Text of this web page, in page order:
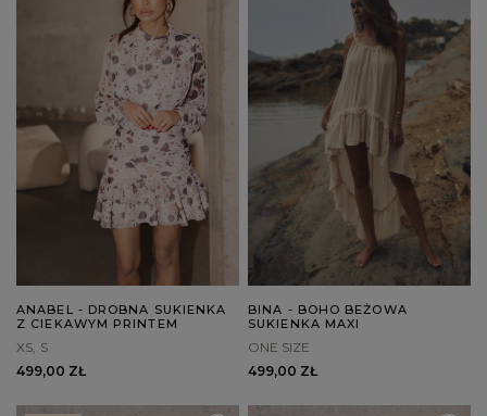
ANABEL - DROBNA SUKIENKA
Z CIEKAWYM PRINTEM
XS S
499,00 ZŁ
BINA - BOHO BEŻOWA
SUKIENKA MAXI
ONE SIZE
499,00 ZŁ